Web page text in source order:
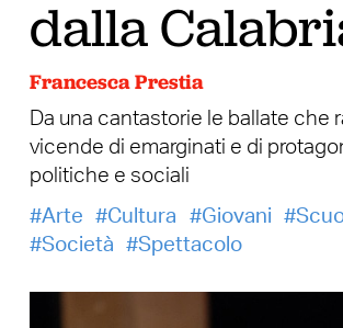
dalla
Francesca Prestia
Da una cantastorie le ballate che
vicende di emarginati e di
politiche e sociali
Arte
Cultura Giovani
Società
Spettacolo